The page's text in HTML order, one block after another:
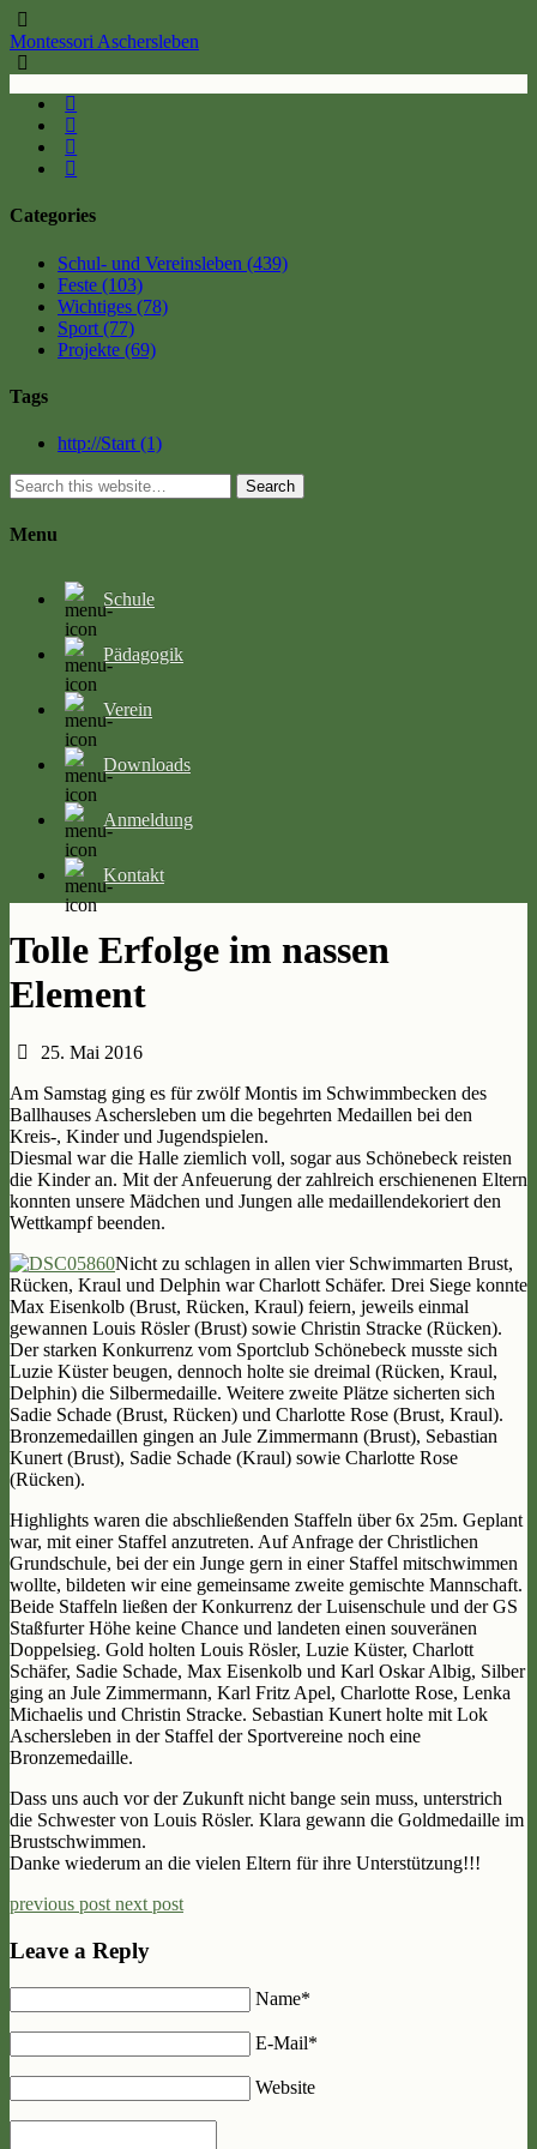
Montessori Aschersleben
Categories
Schul- und Vereinsleben (439)
Feste (103)
Wichtiges (78)
Sport (77)
Projekte (69)
Tags
http://Start (1)
Search
Menu
Schule
Pädagogik
Verein
Downloads
Anmeldung
Kontakt
Tolle Erfolge im nassen
Element
25. Mai 2016
Am Samstag ging es für zwölf Montis im Schwimmbecken des
Ballhauses Aschersleben um die begehrten Medaillen bei den
Kreis-, Kinder und Jugendspielen.
Diesmal war die Halle ziemlich voll, sogar aus Schönebeck reisten
die Kinder an. Mit der Anfeuerung der zahlreich erschienenen Eltern
konnten unsere Mädchen und Jungen alle medaillendekoriert den
Wettkampf beenden.
Nicht zu schlagen in allen vier Schwimmarten Brust,
Rücken, Kraul und Delphin war Charlott Schäfer. Drei Siege konnte
Max Eisenkolb (Brust, Rücken, Kraul) feiern, jeweils einmal
gewannen Louis Rösler (Brust) sowie Christin Stracke (Rücken).
Der starken Konkurrenz vom Sportclub Schönebeck musste sich
Luzie Küster beugen, dennoch holte sie dreimal (Rücken, Kraul,
Delphin) die Silbermedaille. Weitere zweite Plätze sicherten sich
Sadie Schade (Brust, Rücken) und Charlotte Rose (Brust, Kraul).
Bronzemedaillen gingen an Jule Zimmermann (Brust), Sebastian
Kunert (Brust), Sadie Schade (Kraul) sowie Charlotte Rose
(Rücken).
Highlights waren die abschließenden Staffeln über 6x 25m. Geplant
war, mit einer Staffel anzutreten. Auf Anfrage der Christlichen
Grundschule, bei der ein Junge gern in einer Staffel mitschwimmen
wollte, bildeten wir eine gemeinsame zweite gemischte Mannschaft.
Beide Staffeln ließen der Konkurrenz der Luisenschule und der GS
Staßfurter Höhe keine Chance und landeten einen souveränen
Doppelsieg. Gold holten Louis Rösler, Luzie Küster, Charlott
Schäfer, Sadie Schade, Max Eisenkolb und Karl Oskar Albig, Silber
ging an Jule Zimmermann, Karl Fritz Apel, Charlotte Rose, Lenka
Michaelis und Christin Stracke. Sebastian Kunert holte mit Lok
Aschersleben in der Staffel der Sportvereine noch eine
Bronzemedaille.
Dass uns auch vor der Zukunft nicht bange sein muss, unterstrich
die Schwester von Louis Rösler. Klara gewann die Goldmedaille im
Brustschwimmen.
Danke wiederum an die vielen Eltern für ihre Unterstützung!!!
previous postnext post
Leave a Reply
Name*
E-Mail*
Website